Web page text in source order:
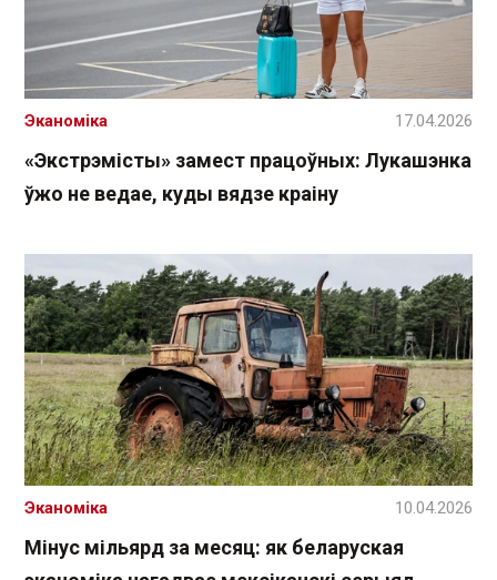
«Экстрэмісты» замест працоўных: Лукашэнка
ўжо не ведае, куды вядзе краіну
Эканоміка 17.04.2026
Мінус мільярд за месяц: як беларуская
Эканоміка 10.04.2026